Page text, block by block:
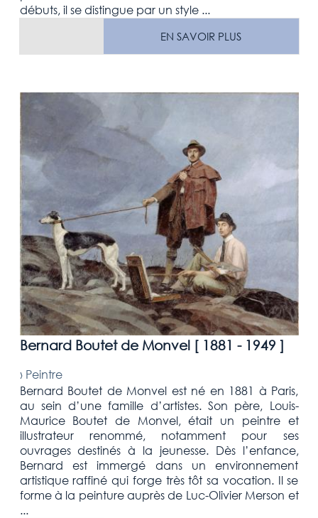
débuts, il se distingue par un style ...
EN SAVOIR PLUS
Bernard Boutet de Monvel [ 1881 - 1949 ]
› Peintre
Bernard Boutet de Monvel est né en 1881 à Paris,
au sein d’une famille d’artistes. Son père, Louis-
Maurice Boutet de Monvel, était un peintre et
illustrateur renommé, notamment pour ses
ouvrages destinés à la jeunesse. Dès l’enfance,
Bernard est immergé dans un environnement
artistique raffiné qui forge très tôt sa vocation. Il se
forme à la peinture auprès de Luc-Olivier Merson et
...